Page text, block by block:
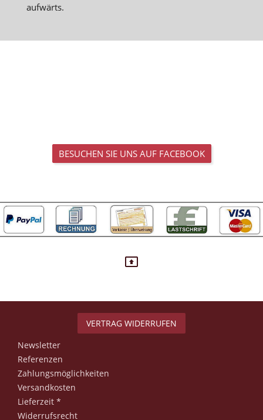
aufwärts.
BESUCHEN SIE UNS AUF FACEBOOK
VERTRAG WIDERRUFEN
Newsletter
Referenzen
Zahlungsmöglichkeiten
Versandkosten
Lieferzeit *
Widerrufsrecht